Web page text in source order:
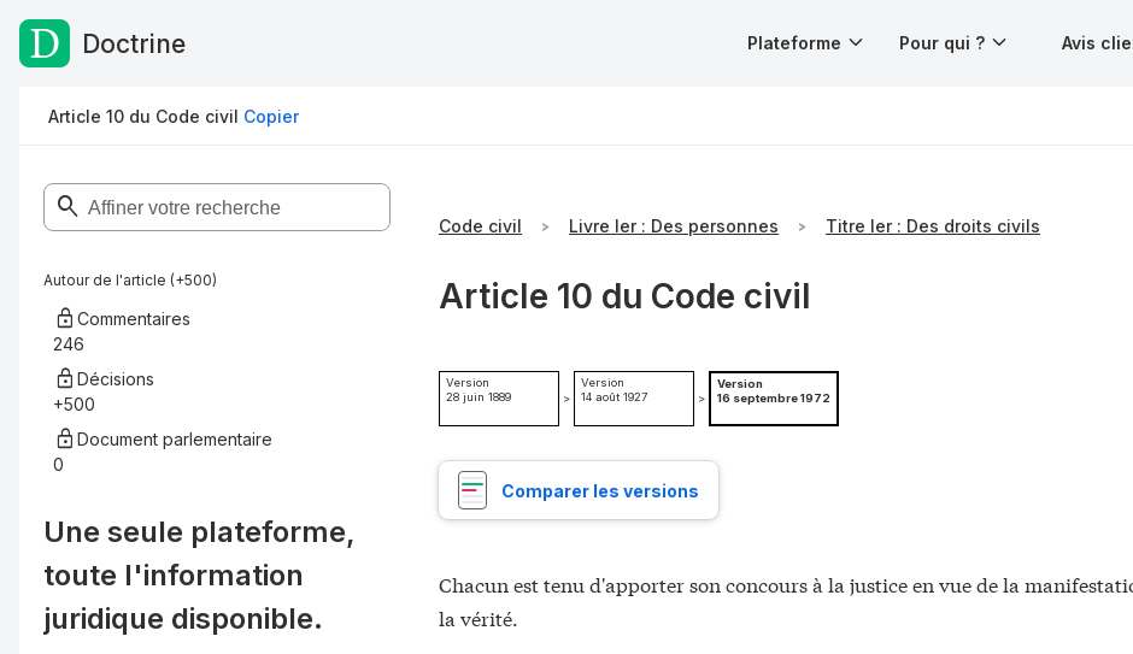
Passer au contenu
Doctrine Plateforme Pour qui ? Avis
Article 10 du Code civil Copier
Autour de l'article (+500)
Commentaires
246
Décisions
+500
Document parlementaire
0
Une seule plateforme,
toute l'information
juridique disponible.
Code civil Livre Ier : Des personnes Titre Ier : Des droits civils
Article 10 du Code civil
Version
28 juin 1889
>
Version
14 août 1927
>
Version
16 septembre 1972
Comparer les versions
Chacun est tenu d'apporter son concours à la justice en vue de la
la vérité.